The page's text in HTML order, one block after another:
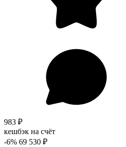
983 ₽
кешбэк на счёт
-6% 69 530 ₽